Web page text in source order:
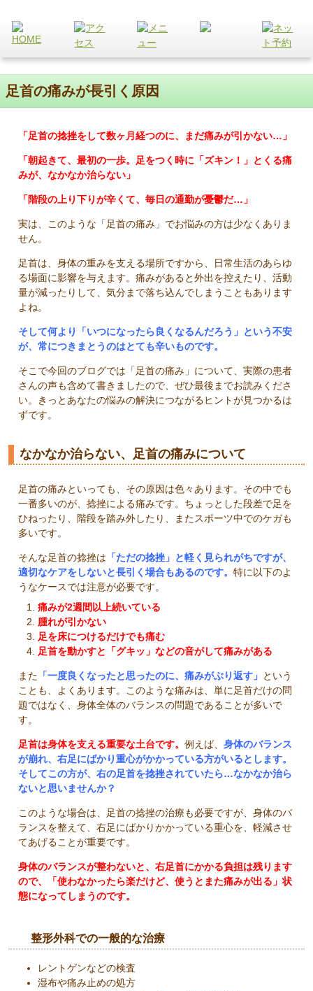
足首の痛みが長引く原因
「足首の捻挫をして数ヶ月経つのに、まだ痛みが引かない…」
「朝起きて、最初の一歩。足をつく時に「ズキン！」とくる痛
みが、なかなか治らない」
「階段の上り下りが辛くて、毎日の通勤が憂鬱だ…」
実は、このような「足首の痛み」でお悩みの方は少なくありま
せん。
足首は、身体の重みを支える場所ですから、日常生活のあらゆ
る場面に影響を与えます。痛みがあると外出を控えたり、活動
量が減ったりして、気分まで落ち込んでしまうこともあります
よね。
そして何より「いつになったら良くなるんだろう」という不安
が、常につきまとうのはとても辛いものです。
そこで今回のブログでは「足首の痛み」について、実際の患者
さんの声も含めて書きましたので、ぜひ最後までお読みくださ
い。きっとあなたの悩みの解決につながるヒントが見つかるは
ずです。
なかなか治らない、足首の痛みについて
足首の痛みといっても、その原因は色々あります。その中でも
一番多いのが、捻挫による痛みです。ちょっとした段差で足を
ひねったり、階段を踏み外したり、またスポーツ中でのケガも
多いです。
そんな足首の捻挫は 「ただの捻挫」と軽く見られがちですが、
適切なケアをしないと長引く場合もあるのです。 特に以下のよ
うなケースでは注意が必要です。
痛みが2週間以上続いている
腫れが引かない
足を床につけるだけでも痛む
足首を動かすと「グキッ」などの音がして痛みがある
また 「一度良くなったと思ったのに、痛みがぶり返す」 という
ことも、よくあります。このような痛みは、単に足首だけの問
題ではなく、身体全体のバランスの問題であることが多いで
す。
足首は身体を支える重要な土台です。 例えば、 身体のバランス
が崩れ、右足にばかり重心がかかっている方がいるとします。
そしてこの方が、右の足首を捻挫されていたら…なかなか治ら
ないと思いませんか？
このような場合は、足首の捻挫の治療も必要ですが、身体のバ
ランスを整えて、右足にばかりかかっている重心を、軽減させ
てあげることが重要です。
身体のバランスが整わないと、右足首にかかる負担は残ります
ので、「使わなかったら楽だけど、使うとまた痛みが出る」状
態になってしまうのです。
整形外科での一般的な治療
レントゲンなどの検査
湿布や痛み止めの処方